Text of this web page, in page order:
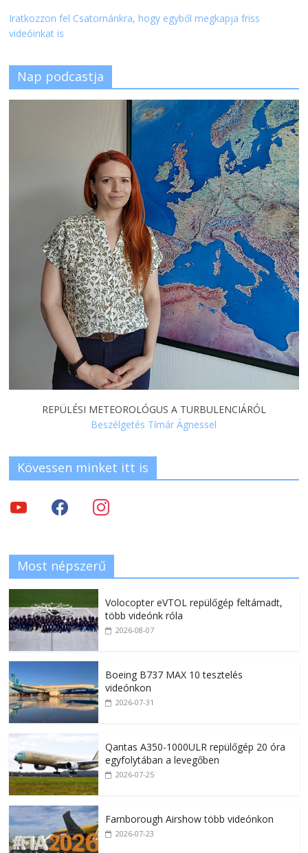
Iratkozzon fel Csatornánkra, hogy egyből megkapja friss
videóinkat is
Nap podcastja
REPÜLÉSI METEOROLÓGUS A TURBULENCIÁRÓL
Beszélgetés Tímár Ágnessel
Kövessen minket itt is
Most népszerű
Volocopter eVTOL repülőgép feltámadt,
több videónk róla
2026-08-07
Boeing B737 MAX 10 tesztelés
videónkon
2026-07-31
Qantas A350-1000ULR repülőgép 20 óra
egyfolytában a levegőben
2026-07-25
Farnborough Airshow több videónkon
2026-07-23